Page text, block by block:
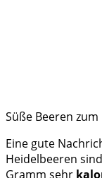
Süße Beeren
Eine gute
Heidelbeeren
Gramm sehr